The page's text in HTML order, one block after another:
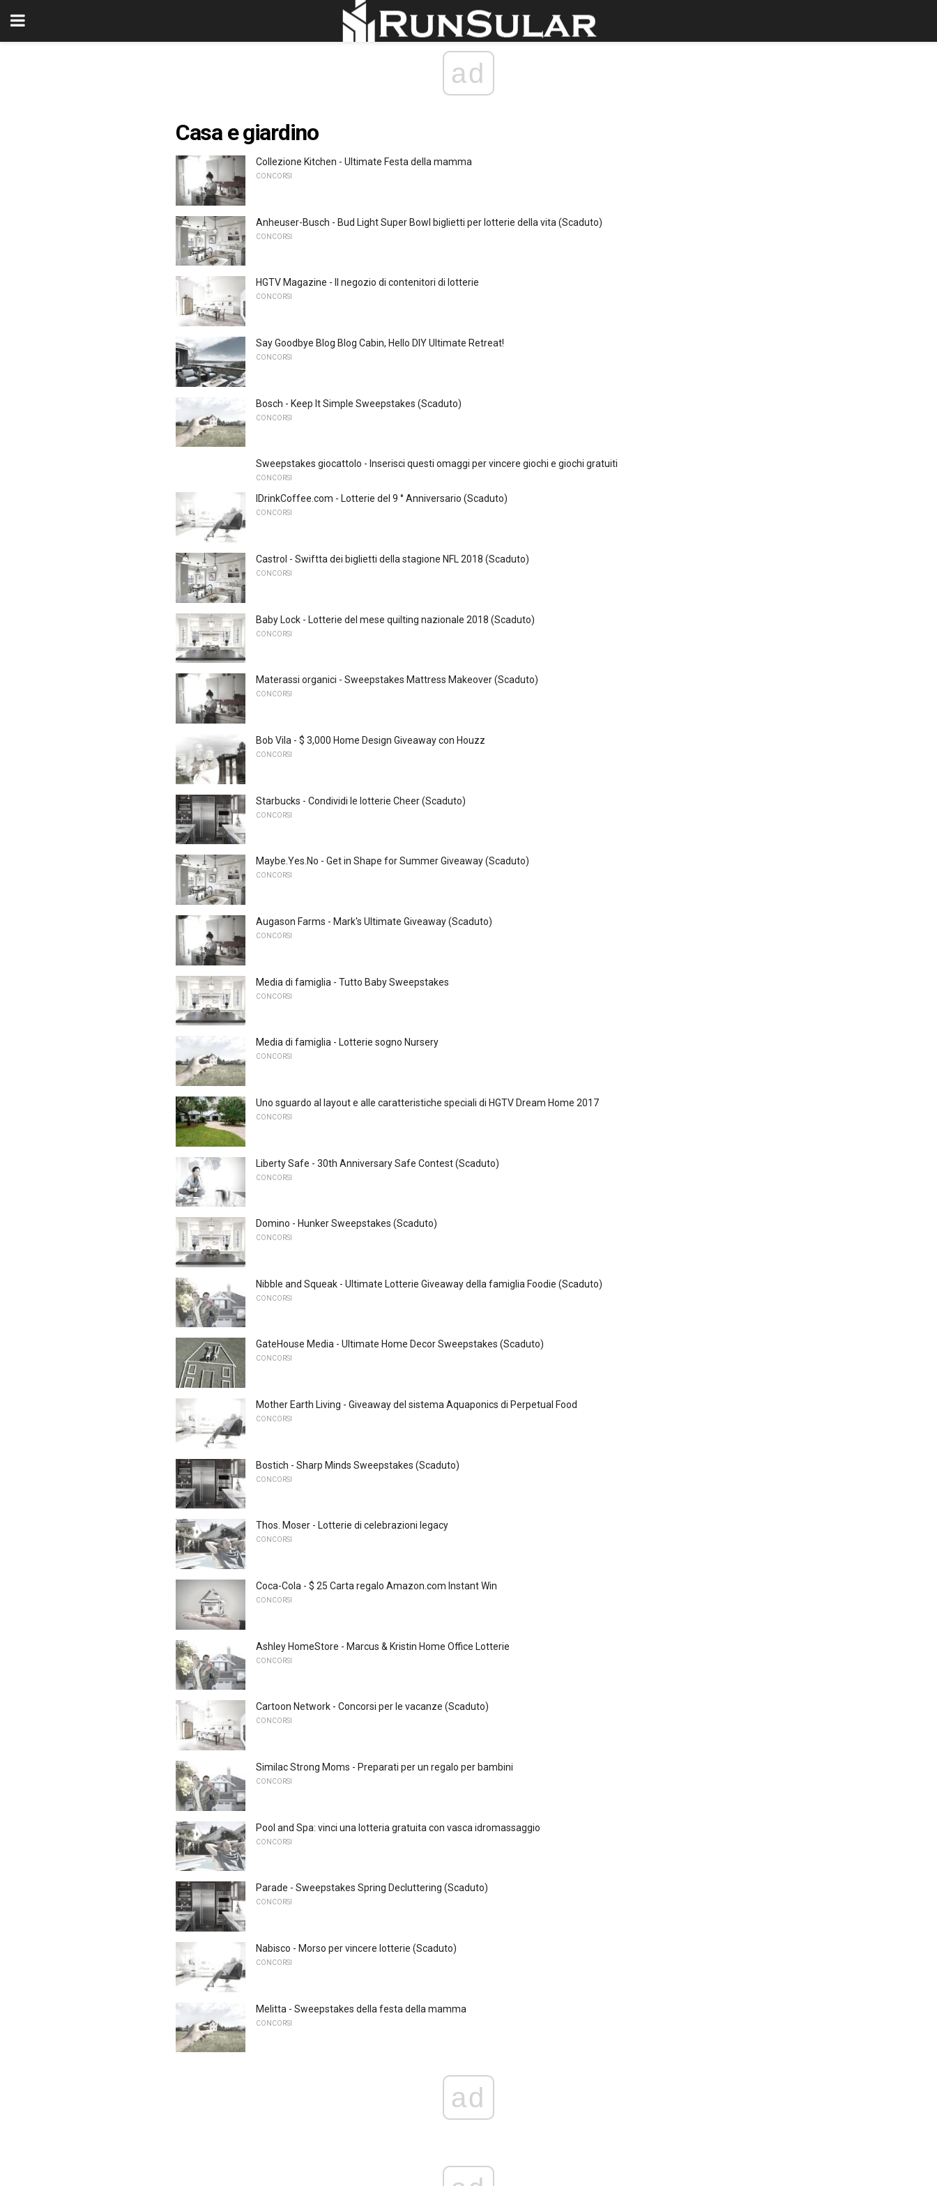
ad
Casa e giardino
Collezione Kitchen - Ultimate Festa della mamma
CONCORSI
Anheuser-Busch - Bud Light Super Bowl biglietti per lotterie della vita (Scaduto)
CONCORSI
HGTV Magazine - Il negozio di contenitori di lotterie
CONCORSI
Say Goodbye Blog Blog Cabin, Hello DIY Ultimate Retreat!
CONCORSI
Bosch - Keep It Simple Sweepstakes (Scaduto)
CONCORSI
Sweepstakes giocattolo - Inserisci questi omaggi per vincere giochi e giochi gratuiti
CONCORSI
IDrinkCoffee.com - Lotterie del 9 ° Anniversario (Scaduto)
CONCORSI
Castrol - Swiftta dei biglietti della stagione NFL 2018 (Scaduto)
CONCORSI
Baby Lock - Lotterie del mese quilting nazionale 2018 (Scaduto)
CONCORSI
Materassi organici - Sweepstakes Mattress Makeover (Scaduto)
CONCORSI
Bob Vila - $ 3,000 Home Design Giveaway con Houzz
CONCORSI
Starbucks - Condividi le lotterie Cheer (Scaduto)
CONCORSI
Maybe.Yes.No - Get in Shape for Summer Giveaway (Scaduto)
CONCORSI
Augason Farms - Mark's Ultimate Giveaway (Scaduto)
CONCORSI
Media di famiglia - Tutto Baby Sweepstakes
CONCORSI
Media di famiglia - Lotterie sogno Nursery
CONCORSI
Uno sguardo al layout e alle caratteristiche speciali di HGTV Dream Home 2017
CONCORSI
Liberty Safe - 30th Anniversary Safe Contest (Scaduto)
CONCORSI
Domino - Hunker Sweepstakes (Scaduto)
CONCORSI
Nibble and Squeak - Ultimate Lotterie Giveaway della famiglia Foodie (Scaduto)
CONCORSI
GateHouse Media - Ultimate Home Decor Sweepstakes (Scaduto)
CONCORSI
Mother Earth Living - Giveaway del sistema Aquaponics di Perpetual Food
CONCORSI
Bostich - Sharp Minds Sweepstakes (Scaduto)
CONCORSI
Thos. Moser - Lotterie di celebrazioni legacy
CONCORSI
Coca-Cola - $ 25 Carta regalo Amazon.com Instant Win
CONCORSI
Ashley HomeStore - Marcus & Kristin Home Office Lotterie
CONCORSI
Cartoon Network - Concorsi per le vacanze (Scaduto)
CONCORSI
Similac Strong Moms - Preparati per un regalo per bambini
CONCORSI
Pool and Spa: vinci una lotteria gratuita con vasca idromassaggio
CONCORSI
Parade - Sweepstakes Spring Decluttering (Scaduto)
CONCORSI
Nabisco - Morso per vincere lotterie (Scaduto)
CONCORSI
Melitta - Sweepstakes della festa della mamma
CONCORSI
ad